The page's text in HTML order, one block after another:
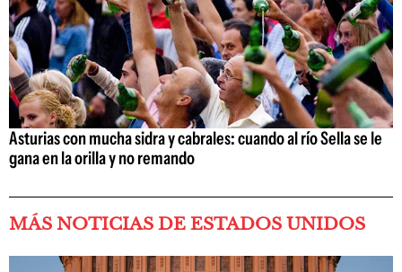
Asturias con mucha sidra y cabrales: cuando al río Sella se le
gana en la orilla y no remando
MÁS NOTICIAS DE ESTADOS UNIDOS